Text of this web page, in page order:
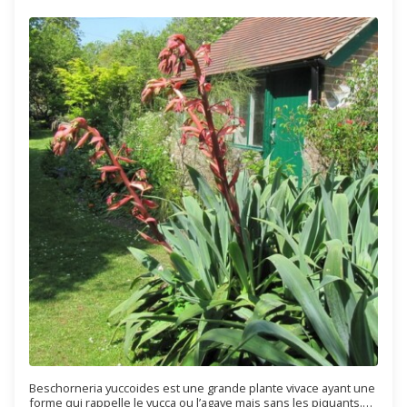
Beschorneria yuccoides est une grande plante vivace ayant une
forme qui rappelle le yucca ou l’agave mais sans les piquants.